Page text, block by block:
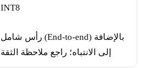
INT8
رأس شامل (End-to-end) بالإضافة
إلى الانتباه؛ راجع ملاحظة الثقة